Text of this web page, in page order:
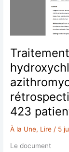
Parlement
européen
! »
423
À la Une, Lire / 5
Le document